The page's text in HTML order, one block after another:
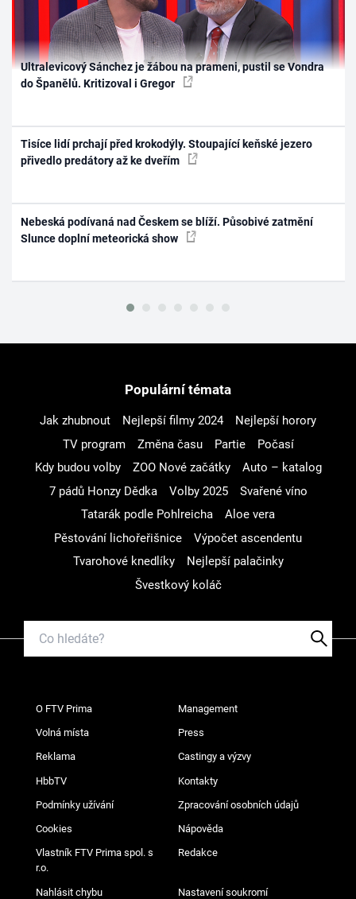
Ultralevicový Sánchez je žábou na prameni, pustil se Vondra
do Španělů. Kritizoval i Gregor
Tisíce lidí prchají před krokodýly. Stoupající keňské jezero
přivedlo predátory až ke dveřím
Nebeská podívaná nad Českem se blíží. Působivé zatmění
Slunce doplní meteorická show
Populární témata
Jak zhubnout Nejlepší filmy 2024
Nejlepší horory
TV program
Změna času Partie
Počasí
Kdy budou volby
ZOO Nové začátky
Auto – katalog
7 pádů Honzy Dědka
Volby 2025
Svařené víno
Tatarák podle Pohlreicha
Aloe vera
Pěstování lichořeřišnice
Výpočet ascendentu
Tvarohové knedlíky
Nejlepší palačinky
Švestkový koláč
O FTV Prima Management
Volná místa Press
Reklama Castingy a výzvy
HbbTV Kontakty
Podmínky užívání Zpracování osobních údajů
Cookies Nápověda
Vlastník FTV Prima spol. s
r.o.
Redakce
Nahlásit chybu Nastavení soukromí